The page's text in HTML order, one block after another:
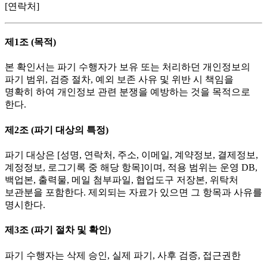
[연락처]
제1조 (목적)
본 확인서는 파기 수행자가 보유 또는 처리하던 개인정보의
파기 범위, 검증 절차, 예외 보존 사유 및 위반 시 책임을
명확히 하여 개인정보 관련 분쟁을 예방하는 것을 목적으로
한다.
제2조 (파기 대상의 특정)
파기 대상은 [성명, 연락처, 주소, 이메일, 계약정보, 결제정보,
계정정보, 로그기록 중 해당 항목]이며, 적용 범위는 운영 DB,
백업본, 출력물, 메일 첨부파일, 협업도구 저장본, 위탁처
보관분을 포함한다. 제외되는 자료가 있으면 그 항목과 사유를
명시한다.
제3조 (파기 절차 및 확인)
파기 수행자는 삭제 승인, 실제 파기, 사후 검증, 접근권한